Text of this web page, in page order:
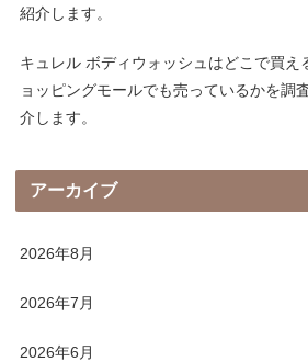
紹介します。
キュレル ボディウォッシュはどこで買え
ョッピングモールでも売っているかを調
介します。
アーカイブ
2026年8月
2026年7月
2026年6月